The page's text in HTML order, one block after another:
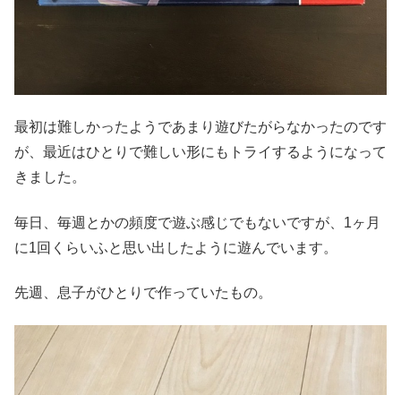
最初は難しかったようであまり遊びたがらなかったのです
が、最近はひとりで難しい形にもトライするようになって
きました。
毎日、毎週とかの頻度で遊ぶ感じでもないですが、1ヶ月
に1回くらいふと思い出したように遊んでいます。
先週、息子がひとりで作っていたもの。